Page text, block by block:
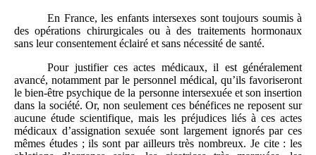
En France, les enfants intersexes sont toujours soumis à
des opérations chirurgicales ou à des traitements hormonaux
sans leur consentement éclairé et sans nécessité de santé.
Pour justifier ces actes médicaux, il est généralement
avancé, notamment par le personnel médical, qu’ils favoriseront
le bien-être psychique de la personne intersexuée et son insertion
dans la société. Or, non seulement ces bénéfices ne reposent sur
aucune étude scientifique, mais les préjudices liés à ces actes
médicaux d’assignation sexuée sont largement ignorés par ces
mêmes études ; ils sont par ailleurs très nombreux. Je cite : les